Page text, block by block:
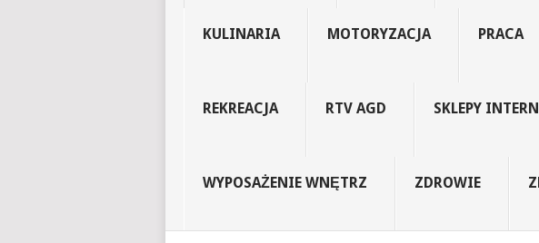
KULINARIA MOTORYZACJA PRACA
REKREACJA RTV AGD SKLEPY
WYPOSAŻENIE WNĘTRZ ZDROWIE